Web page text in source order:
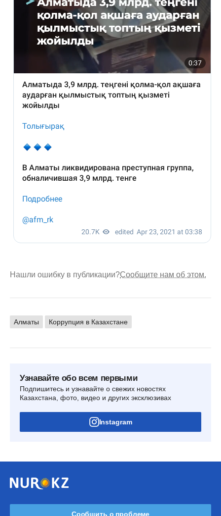
Нашли ошибку в публикации?Сообщите нам об этом.
Алматы Коррупция в Казахстане
Узнавайте обо всем первыми
Подпишитесь и узнавайте о свежих новостях
Казахстана, фото, видео и других эксклюзивах
Instagram
Сообщить о проблеме